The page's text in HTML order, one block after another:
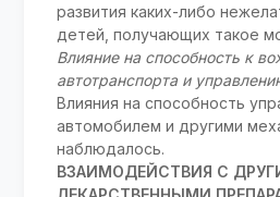
развития каких-либо
детей, получающих такое
Влияние на способность к
автотранспорта и
Влияния на способность
автомобилем и другими
наблюдалось.
ВЗАИМОДЕЙСТВИЯ С